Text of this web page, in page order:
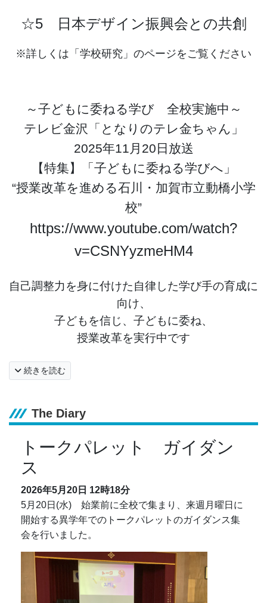
☆5 日本デザイン振興会との共創
※詳しくは「学校研究」のページをご覧ください
～子どもに委ねる学び 全校実施中～
テレビ金沢「となりのテレ金ちゃん」
2025年11月20日放送
【特集】「子どもに委ねる学びへ」
“授業改革を進める石川・加賀市立動橋小学
校”
https://www.youtube.com/watch?
v=CSNYyzmeHM4
自己調整力を身に付けた自律した学び手の育成に
向け、
子どもを信じ、子どもに委ね、
授業改革を実行中です
続きを読む
The Diary
トークパレット ガイダン
ス
2026年5月20日 12時18分
5月20日(水) 始業前に全校で集まり、来週月曜日に
開始する異学年でのトークパレットのガイダンス集
会を行いました。